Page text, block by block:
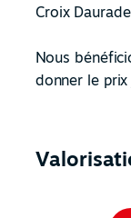
Croix
Nous
donner le